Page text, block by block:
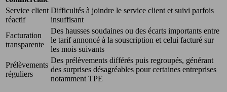
Service client
réactif
Difficultés à joindre le service client et suivi parfois
insuffisant
Facturation
transparente
Des hausses soudaines ou des écarts importants entre
le tarif annoncé à la souscription et celui facturé sur
les mois suivants
Prélèvements
réguliers
Des prélèvements différés puis regroupés, générant
des surprises désagréables pour certaines entreprises
notamment TPE